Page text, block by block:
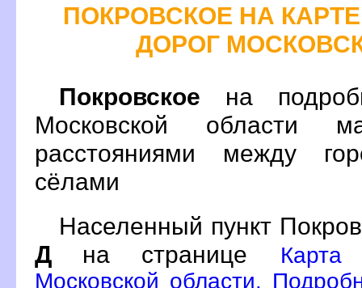
ПОКРОВСКОЕ НА
ДОРОГ
Покровское на
Московской области
расстояниями между
сёлами
Населенный пункт
Д на странице
Карта
Московской области.